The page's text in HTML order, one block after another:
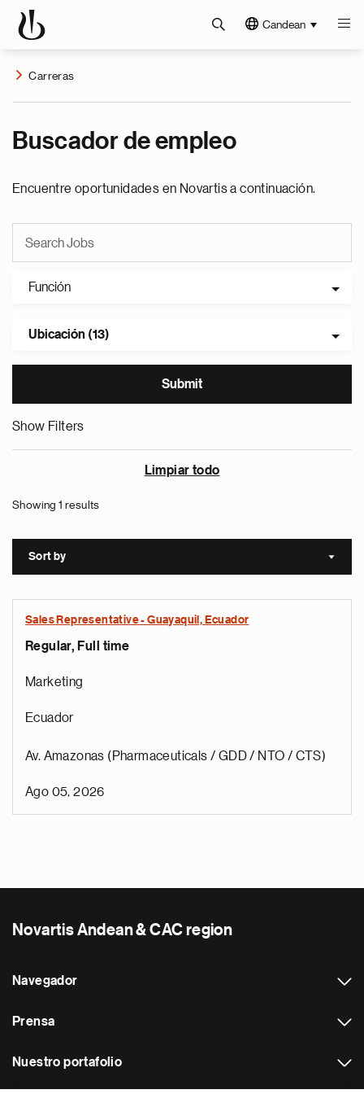
Candean
Carreras
Buscador de empleo
Encuentre oportunidades en Novartis a continuación.
Función
Ubicación (13)
Show Filters
Limpiar todo
Showing 1 results
Sort by Sort
Sales Representative - Guayaquil, Ecuador
Regular, Full time
Marketing
Ecuador
Av. Amazonas (Pharmaceuticals / GDD / NTO / CTS)
Ago 05, 2026
Novartis Andean & CAC region
Navegador
Prensa
Nuestro portafolio